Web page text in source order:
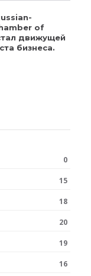
of
движущей
бизнеса.
0
15
18
20
19
16